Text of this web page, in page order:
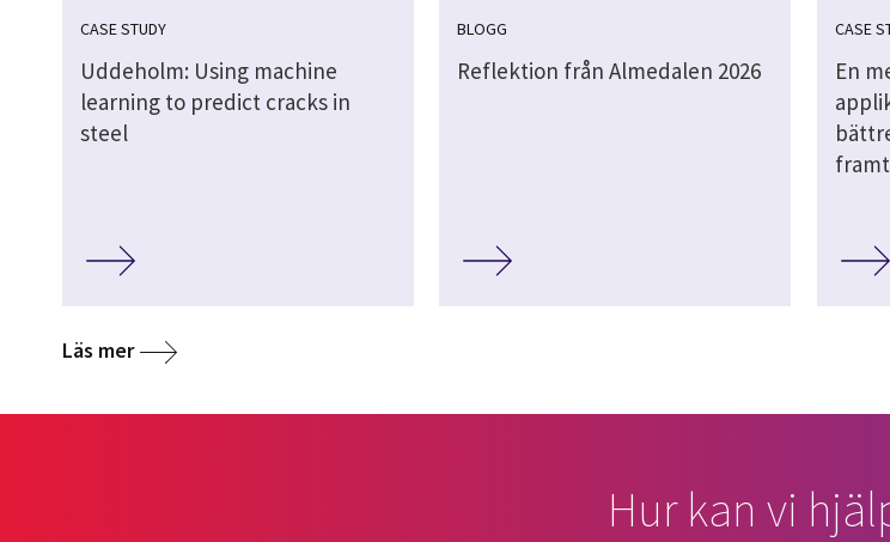
CASE STUDY
Uddeholm: Using machine
learning to predict cracks in
steel
BLOGG
Reflektion från Almedalen 2026
CASE
En
Läs mer
Hur kan vi